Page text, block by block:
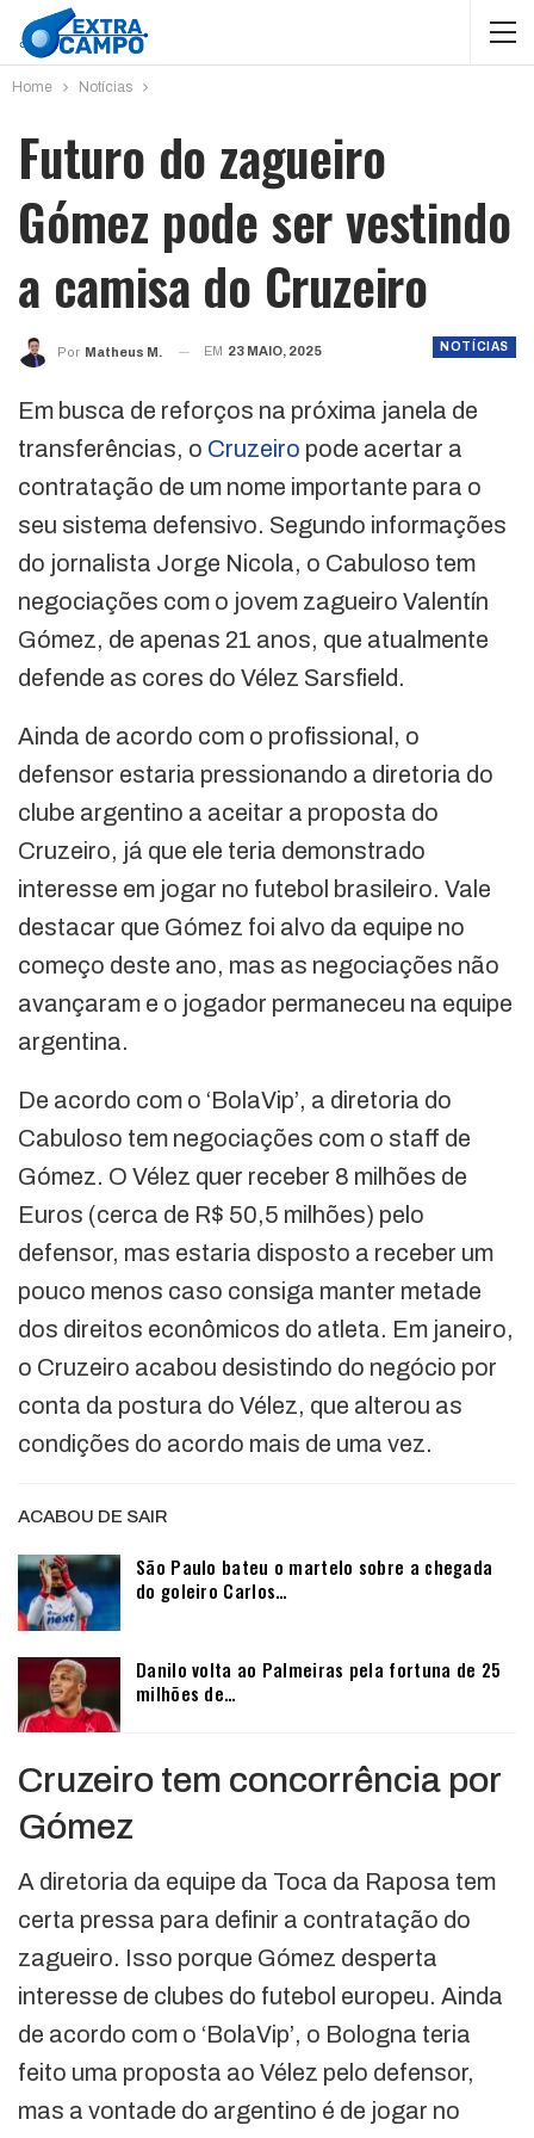
Home Notícias
Futuro do zagueiro
Gómez pode ser vestindo
a camisa do Cruzeiro
NOTÍCIAS
Por Matheus M. EM 23 MAIO, 2025
Em busca de reforços na próxima janela de
transferências, o Cruzeiro pode acertar a
contratação de um nome importante para o
seu sistema defensivo. Segundo informações
do jornalista Jorge Nicola, o Cabuloso tem
negociações com o jovem zagueiro Valentín
Gómez, de apenas 21 anos, que atualmente
defende as cores do Vélez Sarsfield.
Ainda de acordo com o profissional, o
defensor estaria pressionando a diretoria do
clube argentino a aceitar a proposta do
Cruzeiro, já que ele teria demonstrado
interesse em jogar no futebol brasileiro. Vale
destacar que Gómez foi alvo da equipe no
começo deste ano, mas as negociações não
avançaram e o jogador permaneceu na equipe
argentina.
De acordo com o ‘BolaVip’, a diretoria do
Cabuloso tem negociações com o staff de
Gómez. O Vélez quer receber 8 milhões de
Euros (cerca de R$ 50,5 milhões) pelo
defensor, mas estaria disposto a receber um
pouco menos caso consiga manter metade
dos direitos econômicos do atleta. Em janeiro,
o Cruzeiro acabou desistindo do negócio por
conta da postura do Vélez, que alterou as
condições do acordo mais de uma vez.
ACABOU DE SAIR
São Paulo bateu o martelo sobre a chegada
do goleiro Carlos…
Danilo volta ao Palmeiras pela fortuna de 25
milhões de…
Cruzeiro tem concorrência por
Gómez
A diretoria da equipe da Toca da Raposa tem
certa pressa para definir a contratação do
zagueiro. Isso porque Gómez desperta
interesse de clubes do futebol europeu. Ainda
de acordo com o ‘BolaVip’, o Bologna teria
feito uma proposta ao Vélez pelo defensor,
mas a vontade do argentino é de jogar no